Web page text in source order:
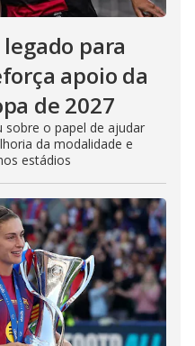
para
apoio da
de 2027
o papel de ajudar
da modalidade e
estádios